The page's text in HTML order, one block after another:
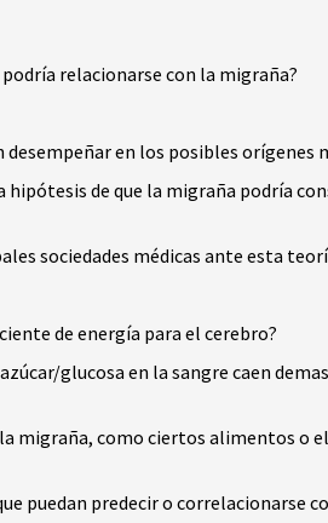
relacionarse con la migraña?
desempeñar en los posibles orígenes
hipótesis de que la migraña podría
sociedades médicas ante esta
de energía para el cerebro?
glucosa en la sangre caen
migraña, como ciertos alimentos o
puedan predecir o correlacionarse